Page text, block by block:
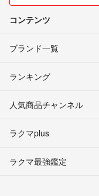
コンテンツ
ブランド一覧
ランキング
人気商品チャンネル
ラクマplus
ラクマ最強鑑定